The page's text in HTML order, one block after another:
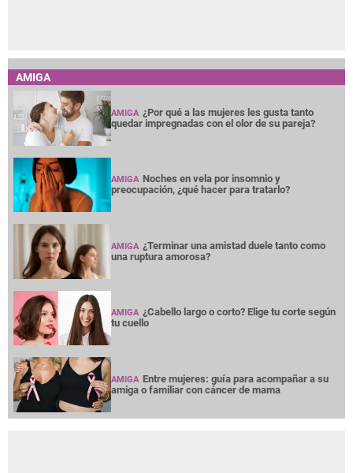
AMIGA
AMIGA ¿Por qué a las mujeres les gusta tanto
quedar impregnadas con el olor de su pareja?
AMIGA Noches en vela por insomnio y
preocupación, ¿qué hacer para tratarlo?
AMIGA ¿Terminar una amistad duele tanto como
una ruptura amorosa?
AMIGA ¿Cabello largo o corto? Elige tu corte según
tu cuello
AMIGA Entre mujeres: guía para acompañar a su
amiga o familiar con cáncer de mama